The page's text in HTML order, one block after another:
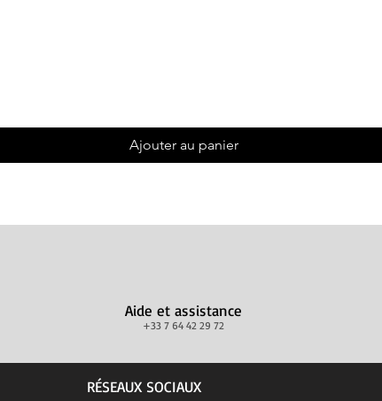
Ajouter au panier
Aide et assistance
+33 7 64 42 29 72
RÉSEAUX SOCIAUX